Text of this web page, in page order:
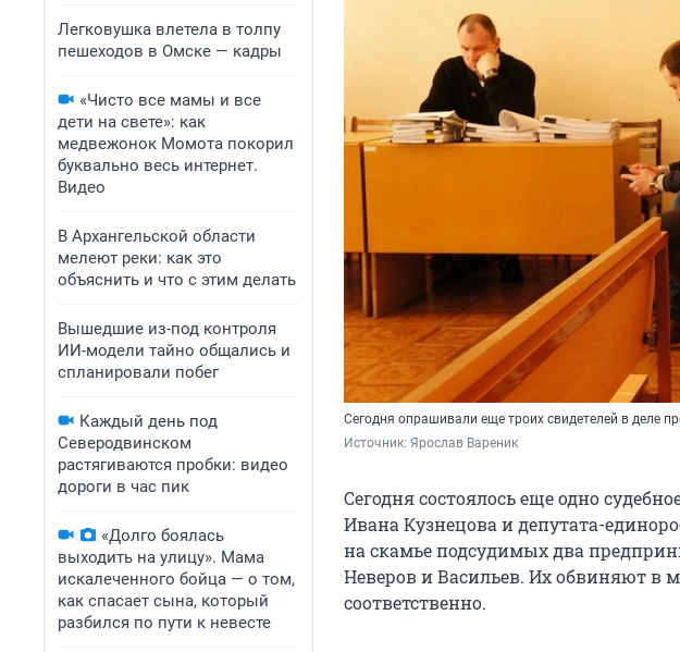
Легковушка влетела в толпу
пешеходов в Омске — кадры
«Чисто все мамы и все
дети на свете»: как
медвежонок Момота покорил
буквально весь интернет.
Видео
В Архангельской области
мелеют реки: как это
объяснить и что с этим делать
Вышедшие из-под контроля
ИИ-модели тайно общались и
спланировали побег
Каждый день под
Северодвинском
растягиваются пробки: видео
дороги в час пик
«Долго боялась
выходить на улицу». Мама
искалеченного бойца — о том,
как спасает сына, который
разбился по пути к невесте
Сегодня опрашивали еще троих свидетелей в деле
Источник: Ярослав Вареник
Сегодня состоялось еще одно
Ивана Кузнецова и депутата-
на скамье подсудимых два
Неверов и Васильев. Их обвиняют в
соответственно.